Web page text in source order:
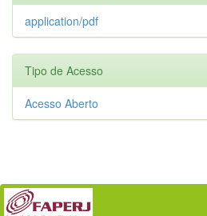
application/pdf
Tipo de Acesso
Acesso Aberto